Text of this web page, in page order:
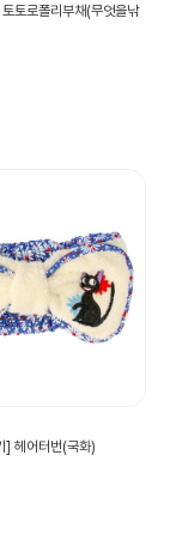
토로폴리부채(무엇을낚
] 헤어터번(국화)